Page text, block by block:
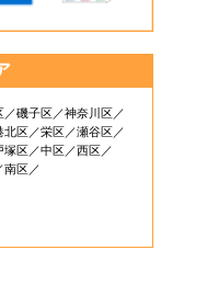
磯子区
神奈川区
北区 栄区
瀬谷区
塚区 中区
西区
南区